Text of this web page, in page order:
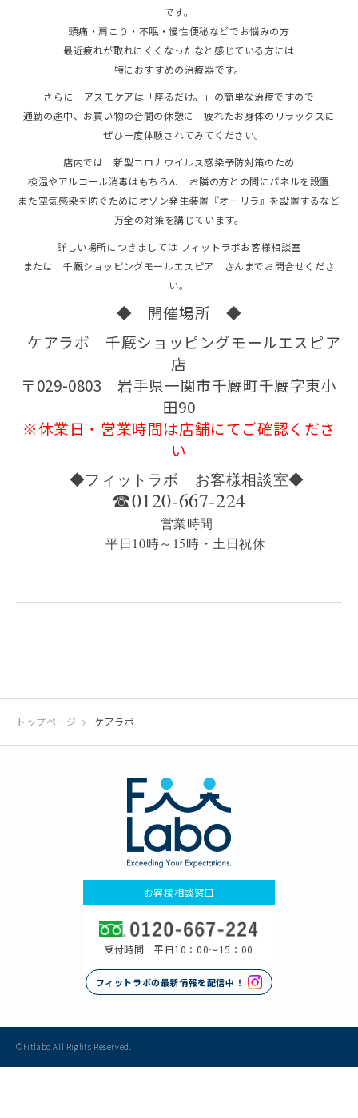
です。
頭痛・肩こり・不眠・慢性便秘などでお悩みの方
最近疲れが取れにくくなったなと感じている方には
特におすすめの治療器です。
さらに アスモケアは「座るだけ。」の簡単な治療ですので
通勤の途中、お買い物の合間の休憩に 疲れたお身体のリラックスに
ぜひ一度体験されてみてください。
店内では 新型コロナウイルス感染予防対策のため
検温やアルコール消毒はもちろん お隣の方との間にパネルを設置
また空気感染を防ぐためにオゾン発生装置『オーリラ』を設置するなど
万全の対策を講じています。
詳しい場所につきましては フィットラボお客様相談室
または 千厩ショッピングモールエスピア さんまでお問合せくださ
い。
◆ 開催場所 ◆
ケアラボ 千厩ショッピングモールエスピア
店
〒029-0803 岩手県一関市千厩町千厩字東小
田90
※休業日・営業時間は店舗にてご確認くださ
い
◆フィットラボ お客様相談室◆
☎0120-667-224
営業時間
平日10時～15時・土日祝休
トップページ ケアラボ
お客様相談窓口
受付時間 平日10：00〜15：00
フィットラボの最新情報を配信中！
©Fitlabo All Rights Reserved.